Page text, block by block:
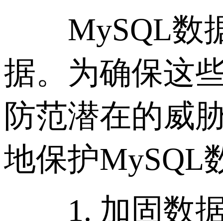
MySQL数据
据。为确保这
防范潜在的威
地保护MySQL
1. 加固数据